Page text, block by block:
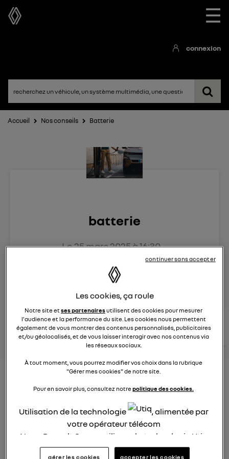
☰
connexion
Accueil Nos conseils Batterie
batterie
Le25 mars 2025à16:30
RENAULT
posez une question
conseils Renault
consultez les
conseils
similaires
voir tous les
conseils
Aides aux frais installation d'une
borne de recharge
Elena42
25 janvier 2022 17:24
recharge à domicile ?
Les cookies, ça roule
Notre site etses partenairesutilisent des cookies pour mesurer
l'audience et la performance du site. Les cookies nous permettent
également de vous montrer des contenus personnalisés, publicitaires
et/ou géolocalisés, et de vous laisser interagir avec nos contenus via
les réseaux sociaux.
À tout moment, vous pourrez modifier vos choix dans la rubrique
"Gérer mes cookies" de notre site.
Pour en savoir plus, consultez notrepolitique des cookies.
Utilisation de la technologie
, alimentée par
votre opérateur télécom
Nous, Renault Group, utilisons la technologie Utiq
pour nos activités digitales (telles que décrites
gérer les cookies accepter les cookies
continuer sans accepter